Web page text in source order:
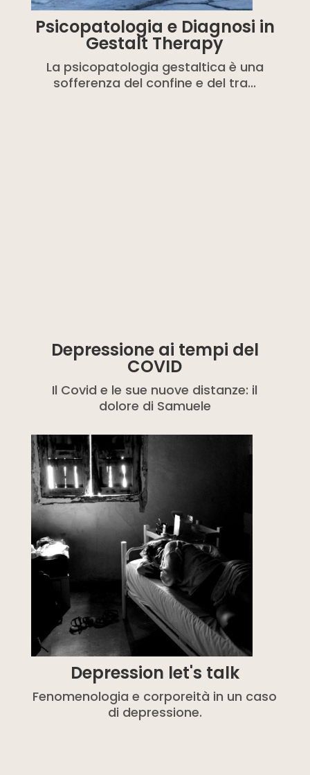
Psicopatologia e Diagnosi in
Gestalt Therapy
La psicopatologia gestaltica è una
sofferenza del confine e del tra...
Depressione ai tempi del
COVID
Il Covid e le sue nuove distanze: il
dolore di Samuele
Depression let's talk
Fenomenologia e corporeità in un caso
di depressione.